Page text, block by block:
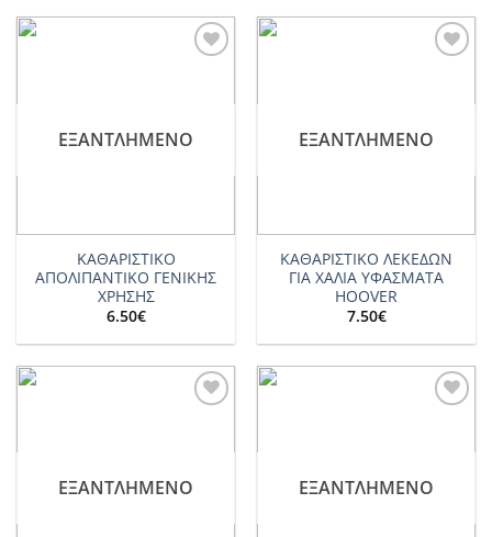
ΕΞΑΝΤΛΗΜΈΝΟ
ΚΑΘΑΡΙΣΤΙΚΟ
ΑΠΟΛΙΠΑΝΤΙΚΟ ΓΕΝΙΚΗΣ
ΧΡΗΣΗΣ
6.50€
ΕΞΑΝΤΛΗΜΈΝΟ
ΚΑΘΑΡΙΣΤΙΚΟ ΛΕΚΕΔΩΝ
ΓΙΑ ΧΑΛΙΑ ΥΦΑΣΜΑΤΑ
HOOVER
7.50€
ΕΞΑΝΤΛΗΜΈΝΟ ΕΞΑΝΤΛΗΜΈΝΟ